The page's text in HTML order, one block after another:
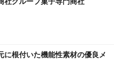
根付いた機能性素材の優良メ